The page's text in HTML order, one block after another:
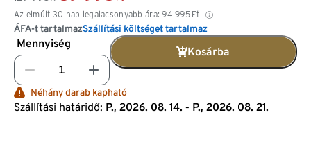
Az elmúlt 30 nap legalacsonyabb ára: 94 995 Ft
ÁFA-t tartalmazSzállítási költséget tartalmaz
Mennyiség
Kosárba
Néhány darab kapható
Szállítási határidő: P., 2026. 08. 14. - P., 2026. 08. 21.